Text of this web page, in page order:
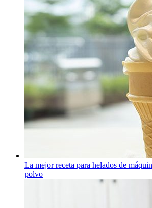
La mejor receta para helados de
polvo